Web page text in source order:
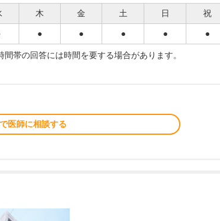
木 金 土 日 祝
● ● ● ● ●
帯の回答には時間を要する場合があります。
医師に相談する